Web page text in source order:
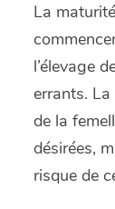
La
l’élevage
errants.
de la
désirées,
risque de